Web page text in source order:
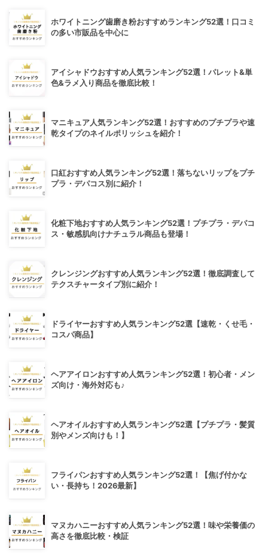
ホワイトニング歯磨き粉おすすめランキング52選！口コミ
の多い市販品を中心に
アイシャドウおすすめ人気ランキング52選！パレット&単
色&ラメ入り商品を徹底比較！
マニキュア人気ランキング52選！おすすめのプチプラや速
乾タイプのネイルポリッシュを紹介！
口紅おすすめ人気ランキング52選！落ちないリップをプチ
プラ・デパコス別に紹介！
化粧下地おすすめ人気ランキング52選！プチプラ・デパコ
ス・敏感肌向けナチュラル商品も登場！
クレンジングおすすめ人気ランキング52選！徹底調査して
テクスチャータイプ別に紹介！
ドライヤーおすすめ人気ランキング52選【速乾・くせ毛・
コスパ商品】
ヘアアイロンおすすめ人気ランキング52選！初心者・メン
ズ向け・海外対応も♪
ヘアオイルおすすめ人気ランキング52選【プチプラ・髪質
別やメンズ向けも！】
フライパンおすすめ人気ランキング52選！【焦げ付かな
い・長持ち！2026最新】
マヌカハニーおすすめ人気ランキング52選！味や栄養価の
高さを徹底比較・検証